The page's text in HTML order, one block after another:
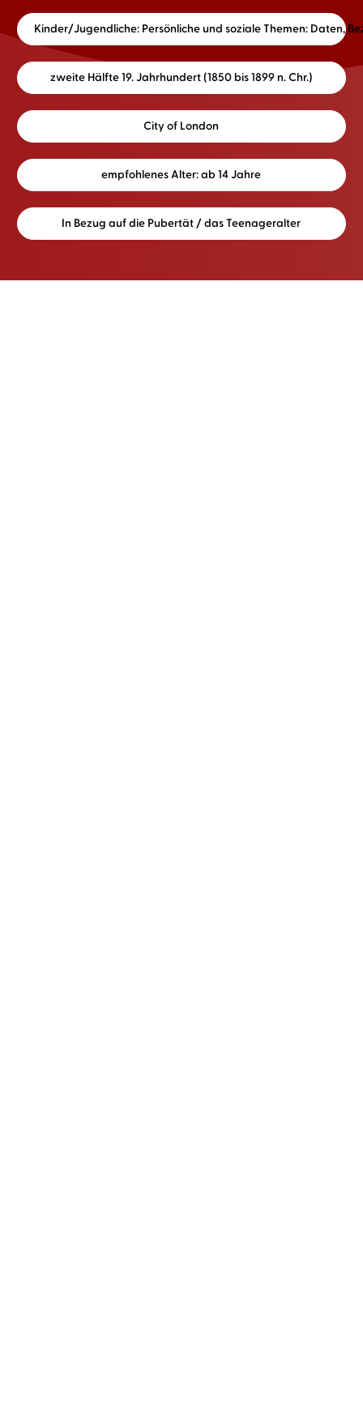
Kinder/Jugendliche: Persönliche und soziale Themen: Daten,
zweite Hälfte 19. Jahrhundert (1850 bis 1899 n. Chr.)
City of London
empfohlenes Alter: ab 14 Jahre
In Bezug auf die Pubertät / das Teenageralter